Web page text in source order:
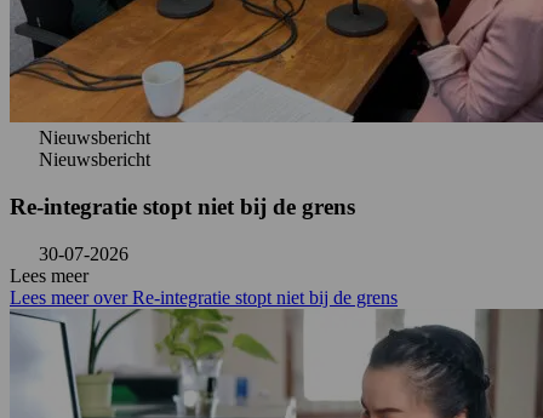
Nieuwsbericht
Nieuwsbericht
Re-integratie stopt niet bij de grens
30-07-2026
Lees meer
Lees meer over Re-integratie stopt niet bij de grens